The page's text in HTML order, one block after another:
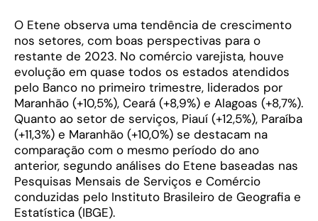
O Etene observa uma tendência de crescimento
nos setores, com boas perspectivas para o
restante de 2023. No comércio varejista, houve
evolução em quase todos os estados atendidos
pelo Banco no primeiro trimestre, liderados por
Maranhão (+10,5%), Ceará (+8,9%) e Alagoas (+8,7%).
Quanto ao setor de serviços, Piauí (+12,5%), Paraíba
(+11,3%) e Maranhão (+10,0%) se destacam na
comparação com o mesmo período do ano
anterior, segundo análises do Etene baseadas nas
Pesquisas Mensais de Serviços e Comércio
conduzidas pelo Instituto Brasileiro de Geografia e
Estatística (IBGE).